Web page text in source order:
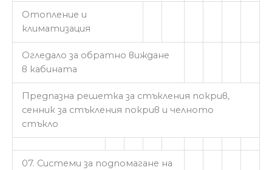
Отопление и
климатизация
Огледало за обратно виждане
в кабината
Предпазна решетка за стъкления покрив,
сенник за стъкления покрив и челното
стъкло
07. Системи за подпомагане на